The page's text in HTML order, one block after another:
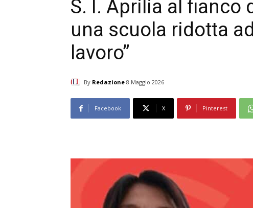
S. I. Aprilia al fianco
una scuola ridotta
lavoro”
By Redazione 8 Maggio 2026
Facebook X Pinterest